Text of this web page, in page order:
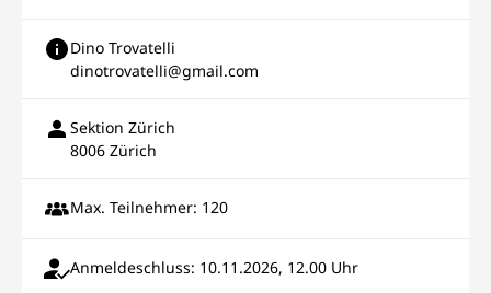
Dino Trovatelli
dinotrovatelli@gmail.com
Sektion Zürich
8006 Zürich
Max. Teilnehmer: 120
Anmeldeschluss: 10.11.2026, 12.00 Uhr